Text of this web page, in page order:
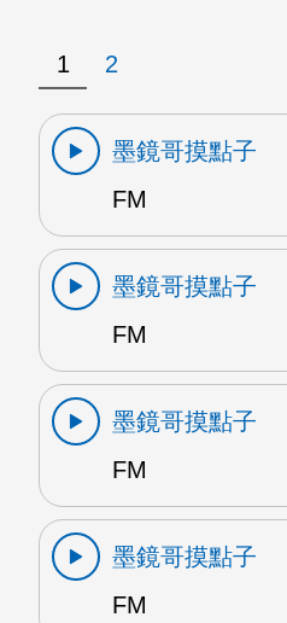
1 2
墨鏡哥摸點子
FM
墨鏡哥摸點子
FM
墨鏡哥摸點子
FM
墨鏡哥摸點子
FM